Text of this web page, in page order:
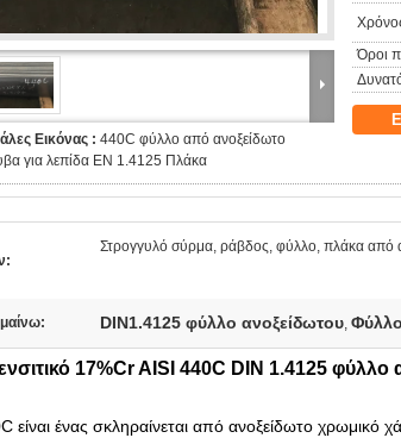
Εικόνας : 440C φύλλο από ανοξείδωτο
για λεπίδα EN 1.4125 Πλάκα
Όροι
Στρογγυλό σύρμα, ράβδος, φύλλο, πλάκα από
DIN1.4125 φύλλο ανοξείδωτου,
17%Cr AISI 440C DIN 1.4125
είναι ένας σκληραίνεται από ανοξείδωτο χρωμικό